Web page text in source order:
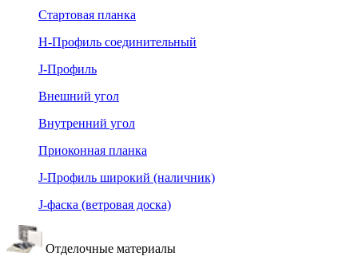
Стартовая планка
Н-Профиль соединительный
J-Профиль
Внешний угол
Внутренний угол
Приоконная планка
J-Профиль широкий (наличник)
J-фаска (ветровая доска)
Отделочные материалы